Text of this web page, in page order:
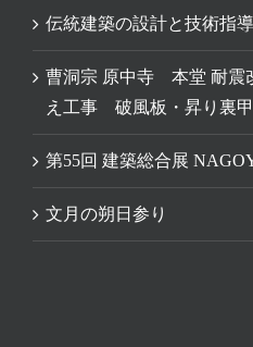
伝統建築の設計と技術指
曹洞宗 原中寺 本堂 耐震
え工事 破風板・昇り裏
第55回 建築総合展
文月の朔日参り